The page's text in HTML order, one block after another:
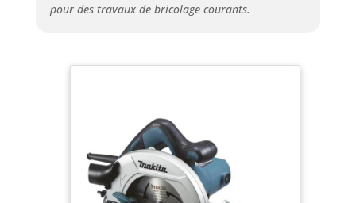
pour des travaux de bricolage courants.